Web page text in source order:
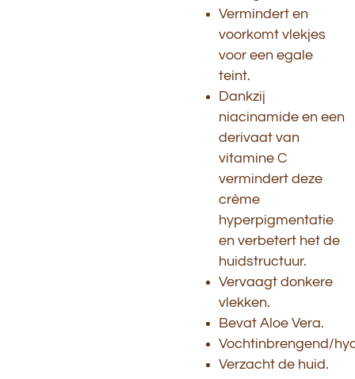
Vermindert en
voorkomt vlekjes
voor een egale
teint.
Dankzij
niacinamide en een
derivaat van
vitamine C
vermindert deze
crème
hyperpigmentatie
en verbetert het de
huidstructuur.
Vervaagt donkere
vlekken.
Bevat Aloe Vera.
Vochtinbrengend/
Verzacht de huid.